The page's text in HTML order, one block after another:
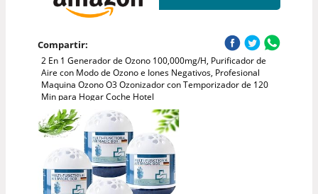
Compartir:
2 En 1 Generador de Ozono 100,000mg/H, Purificador de
Aire con Modo de Ozono e Iones Negativos, Profesional
Maquina Ozono O3 Ozonizador con Temporizador de 120
Min para Hogar Coche Hotel